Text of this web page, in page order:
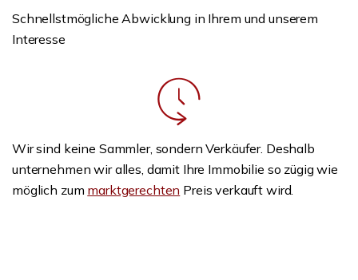
Schnellstmögliche Abwicklung in Ihrem und unserem
Interesse
Wir sind keine Sammler, sondern Verkäufer. Deshalb
unternehmen wir alles, damit Ihre Immobilie so zügig wie
möglich zum marktgerechten Preis verkauft wird.